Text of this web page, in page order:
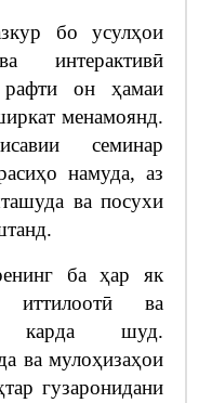
бо усулҳои
интерактивӣ
он ҳамаи
менамоянд.
семинар
намуда, аз
ва посухи
ба ҳар як
иттилоотӣ ва
карда шуд.
ва мулоҳизаҳои
гузаронидани